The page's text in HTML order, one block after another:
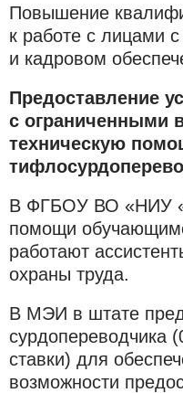
Повышение
к работе с лицами
и кадровом
Предоставление
с ограниченными
техническую
В ФГБОУ ВО «НИУ
помощи
работают
охраны труда.
В МЭИ в штате
сурдопереводчика
ставки) для
возможности